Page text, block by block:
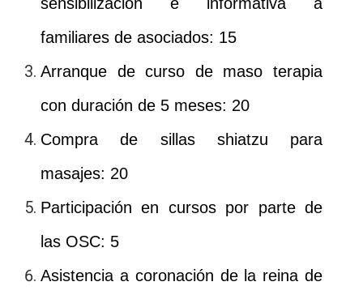
familiares de asociados: 15
Arranque de curso de maso terapia
con duración de 5 meses: 20
Compra de sillas shiatzu para
masajes: 20
Participación en cursos por parte de
las OSC: 5
Asistencia a coronación de la reina de